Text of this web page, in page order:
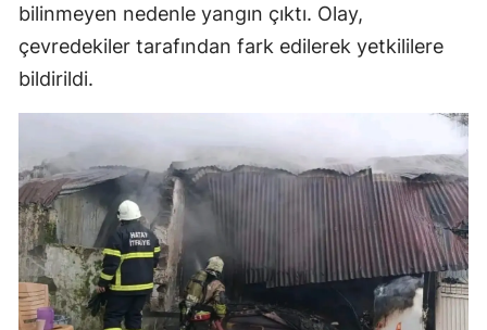
bilinmeyen nedenle yangın çıktı. Olay,
çevredekiler tarafından fark edilerek yetkililere
bildirildi.